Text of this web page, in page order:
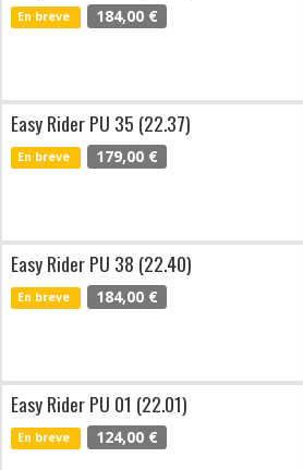
En breve 184,00 €
Easy Rider PU 35 (22.37)
En breve 179,00 €
Easy Rider PU 38 (22.40)
En breve 184,00 €
Easy Rider PU 01 (22.01)
En breve 124,00 €